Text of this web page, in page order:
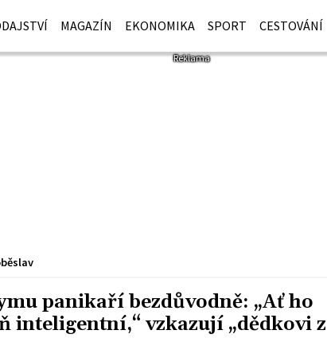
MAGAZÍN EKONOMIKA SPORT CESTOVÁNÍ
panikaří bezdůvodně: „Ať ho
inteligentní,“ vzkazují „dědkovi z